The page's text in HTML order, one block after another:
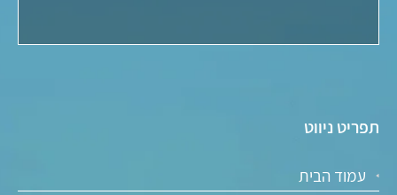
תפריט ניווט
עמוד הבית